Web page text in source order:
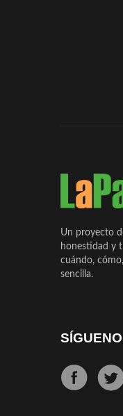
Un proyecto
honestidad y
cuándo,
sencilla.